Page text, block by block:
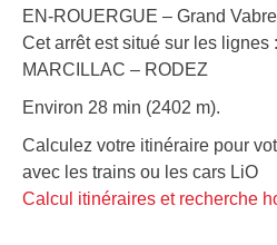
EN-ROUERGUE – Grand
Cet arrêt est situé sur les lignes
MARCILLAC – RODEZ
Environ 28 min (2402 m).
Calculez votre itinéraire pour
avec les trains ou les cars LiO
Calcul itinéraires et recherche